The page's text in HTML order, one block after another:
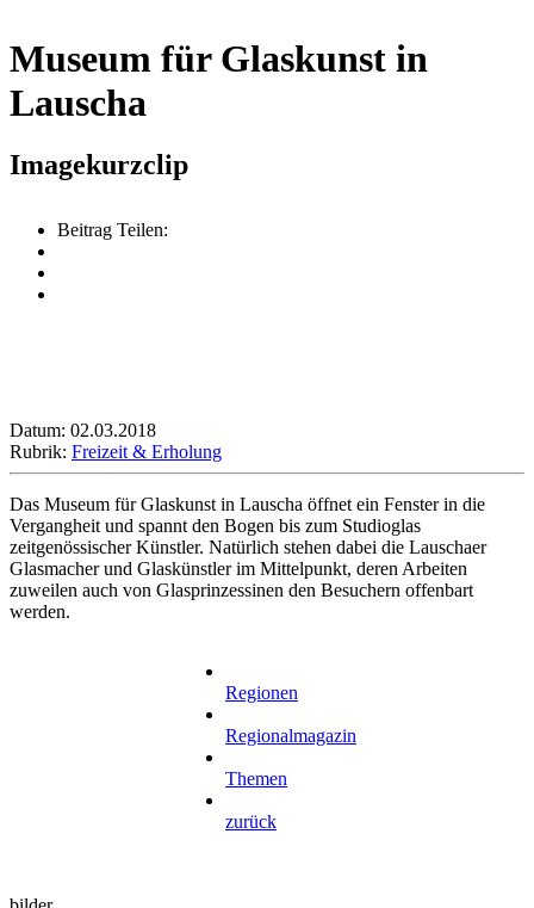
Museum für Glaskunst in
Lauscha
Imagekurzclip
Beitrag Teilen:
Datum: 02.03.2018
Rubrik: Freizeit & Erholung
Das Museum für Glaskunst in Lauscha öffnet ein Fenster in die
Vergangheit und spannt den Bogen bis zum Studioglas
zeitgenössischer Künstler. Natürlich stehen dabei die Lauschaer
Glasmacher und Glaskünstler im Mittelpunkt, deren Arbeiten
zuweilen auch von Glasprinzessinen den Besuchern offenbart
werden.
Regionen
Regionalmagazin
Themen
zurück